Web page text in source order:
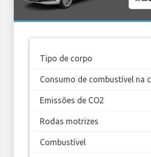
Tipo de corpo
Consumo de combustível na
Emissões de CO2
Rodas motrizes
Combustível